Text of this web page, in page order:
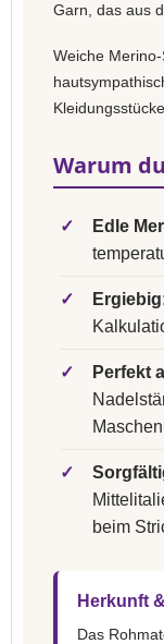
Garn, das aus
Weiche
Warum
✓ Edle
✓
✓ Perfekt
✓
beim
Herkunft
Das